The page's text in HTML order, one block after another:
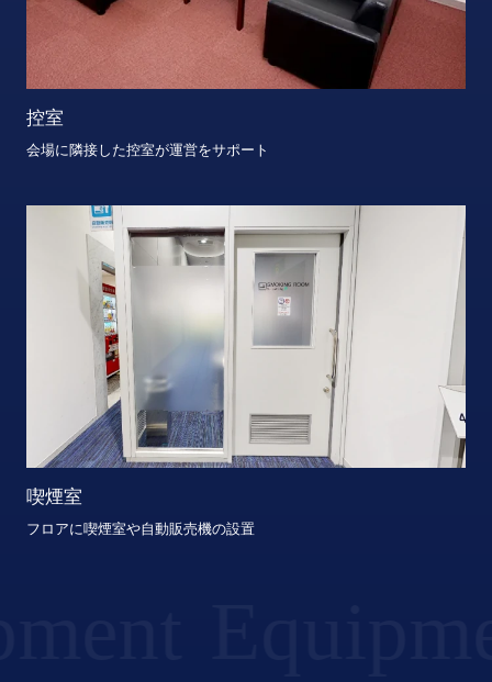
控室
会場に隣接した控室が運営をサポート
喫煙室
フロアに喫煙室や自動販売機の設置